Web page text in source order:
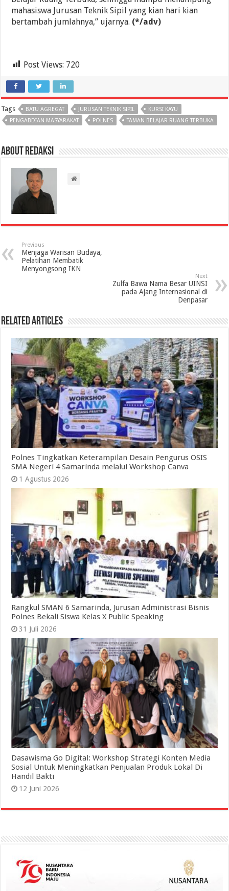
mahasiswa Jurusan Teknik Sipil yang kian hari kian
bertambah jumlahnya,” ujarnya. (*/adv)
Post Views: 720
Tags BATU AGREGAT JURUSAN TEKNIK SIPIL
KURSI KAYU
PENGABDIAN MASYARAKAT
POLNES TAMAN BELAJAR RUANG TERBUKA
About Redaksi
Previous
Menjaga Warisan Budaya,
Pelatihan Membatik
Menyongsong IKN
Next
Zulfa Bawa Nama Besar UINSI
pada Ajang Internasional di
Denpasar
Related Articles
Polnes Tingkatkan Keterampilan Desain Pengurus OSIS
SMA Negeri 4 Samarinda melalui Workshop Canva
1 Agustus 2026
Rangkul SMAN 6 Samarinda, Jurusan Administrasi Bisnis
Polnes Bekali Siswa Kelas X Public Speaking
31 Juli 2026
Dasawisma Go Digital: Workshop Strategi Konten Media
Sosial Untuk Meningkatkan Penjualan Produk Lokal Di
Handil Bakti
12 Juni 2026